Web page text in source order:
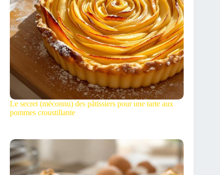
Le secret (méconnu) des pâtissiers pour une tarte aux
pommes croustillante